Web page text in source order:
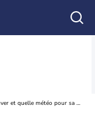
Muguet du 1er mai : où en trouver et quelle météo pour sa floraison ?